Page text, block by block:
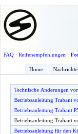
FAQ· Reifenempfehlungen ·
Home
Technische Änderungen
Betriebsanleitung Trabant
Betriebsanleitung Trabant
Betriebsanleitung Trabant
Betriebsanleitung für den